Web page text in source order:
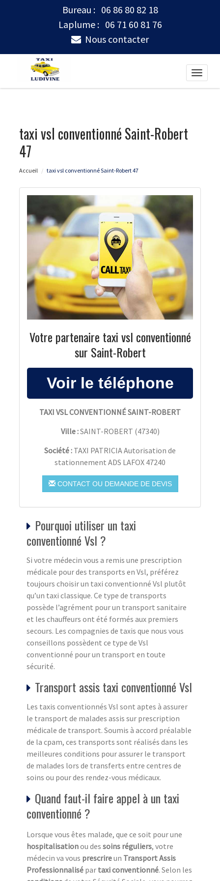
Bureau : 06 86 80 82 18
Laplume : 06 71 60 81 76
Nous contacter
Toggle
taxi vsl conventionné Saint-Robert
47
Accueil taxi vsl conventionné Saint-Robert 47
Votre partenaire taxi vsl conventionné
sur Saint-Robert
TAXI VSL CONVENTIONNÉ SAINT-ROBERT
Ville :SAINT-ROBERT (47340)
Société : TAXI PATRICIA Autorisation de
stationnement ADS LAFOX 47240
CONTACT OU DEMANDE DE DEVIS
Pourquoi utiliser un taxi
conventionné Vsl ?
Si votre médecin vous a remis une prescription
médicale pour des transports en Vsl, préférez
toujours choisir un taxi conventionné Vsl plutôt
qu’un taxi classique. Ce type de transports
possède l’agrément pour un transport sanitaire
et les chauffeurs ont été formés aux premiers
secours. Les compagnies de taxis que nous vous
conseillons possèdent ce type de Vsl
conventionné pour un transport en toute
sécurité.
Transport assis taxi conventionné Vsl
Les taxis conventionnés Vsl sont aptes à assurer
le transport de malades assis sur prescription
médicale de transport. Soumis à accord préalable
de la cpam, ces transports sont réalisés dans les
meilleures conditions pour assurer le transport
de malades lors de transferts entre centres de
soins ou pour des rendez-vous médicaux.
Quand faut-il faire appel à un taxi
conventionné ?
Lorsque vous êtes malade, que ce soit pour une
hospitalisationou des soins réguliers, votre
médecin va vous prescrireun Transport Assis
Professionnalisé par taxi conventionné. Selon les